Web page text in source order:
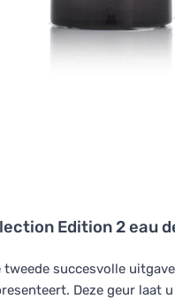
Edition 2 eau
tweede succesvolle
Deze geur laat